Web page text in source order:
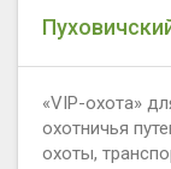
«VIP-охота»
охотничья
охоты,